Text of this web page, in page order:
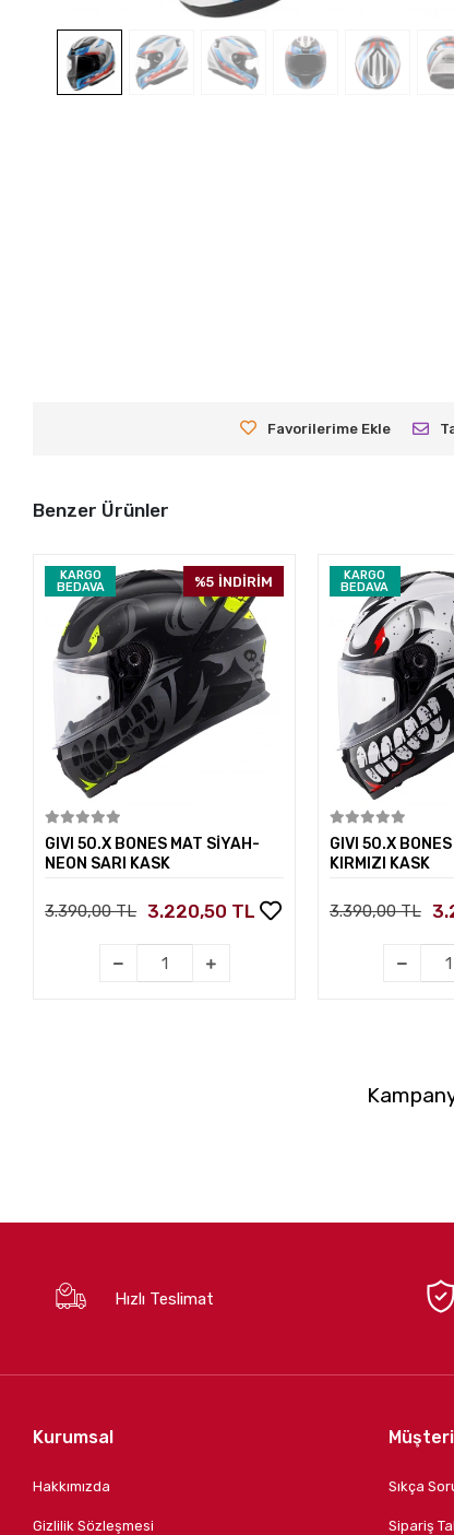
Favorilerime Ekle
Benzer Ürünler
KARGO
BEDAVA
%5 İNDİRİM
GIVI 50.X BONES MAT SİYAH-
NEON SARI KASK
3.390,00 TL 3.220,50 TL
KARGO
BEDAVA
GIVI 50.X
KIRMIZI KASK
3.390,00 TL
Hızlı Teslimat
Kurumsal
Hakkımızda
Gizlilik Sözleşmesi
Sıkça
Sipariş